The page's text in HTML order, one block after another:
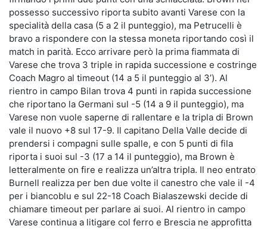
possesso successivo riporta subito avanti Varese con la
specialità della casa (5 a 2 il punteggio), ma Petrucelli è
bravo a rispondere con la stessa moneta riportando così il
match in parità. Ecco arrivare però la prima fiammata di
Varese che trova 3 triple in rapida successione e costringe
Coach Magro al timeout (14 a 5 il punteggio al 3’). Al
rientro in campo Bilan trova 4 punti in rapida successione
che riportano la Germani sul -5 (14 a 9 il punteggio), ma
Varese non vuole saperne di rallentare e la tripla di Brown
vale il nuovo +8 sul 17-9. Il capitano Della Valle decide di
prendersi i compagni sulle spalle, e con 5 punti di fila
riporta i suoi sul -3 (17 a 14 il punteggio), ma Brown è
letteralmente on fire e realizza un’altra tripla. Il neo entrato
Burnell realizza per ben due volte il canestro che vale il -4
per i biancoblu e sul 22-18 Coach Bialaszewski decide di
chiamare timeout per parlare ai suoi. Al rientro in campo
Varese continua a litigare col ferro e Brescia ne approfitta